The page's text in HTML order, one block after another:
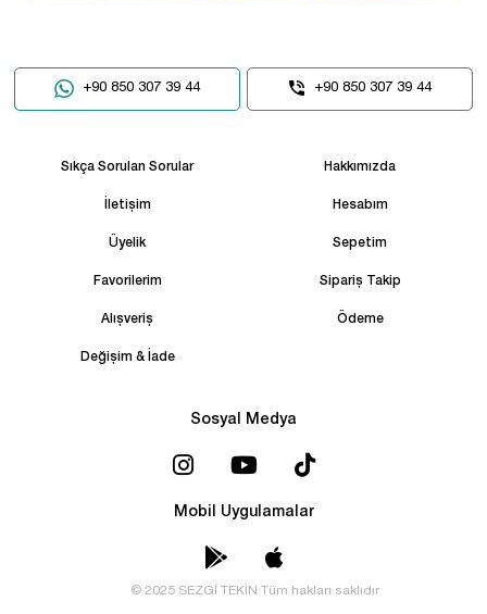
+90 850 307 39 44 +90 850 307 39 44
Sıkça Sorulan Sorular Hakkımızda
İletişim Hesabım
Üyelik Sepetim
Favorilerim Sipariş Takip
Alışveriş Ödeme
Değişim & İade
Sosyal Medya
Mobil Uygulamalar
© 2025 SEZGİ TEKİN Tüm hakları saklıdır